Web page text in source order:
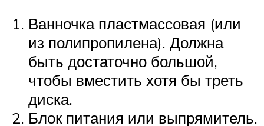
Ванночка пластмассовая (или
из полипропилена). Должна
быть достаточно большой,
чтобы вместить хотя бы треть
диска.
Блок питания или выпрямитель.